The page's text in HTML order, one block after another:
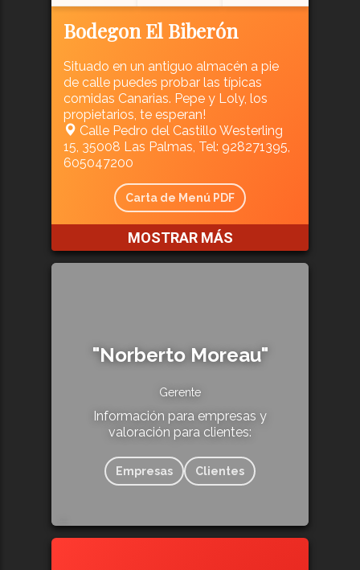
Bodegon El Biberón
Situado en un antiguo almacén a pie
de calle puedes probar las típicas
comidas Canarias. Pepe y Loly, los
propietarios, te esperan!
Calle Pedro del Castillo Westerling
15, 35008 Las Palmas, Tel: 928271395,
605047200
Carta de Menú PDF
MOSTRAR MÁS
"Norberto Moreau"
Gerente
Información para empresas y
valoración para clientes:
Empresas Clientes